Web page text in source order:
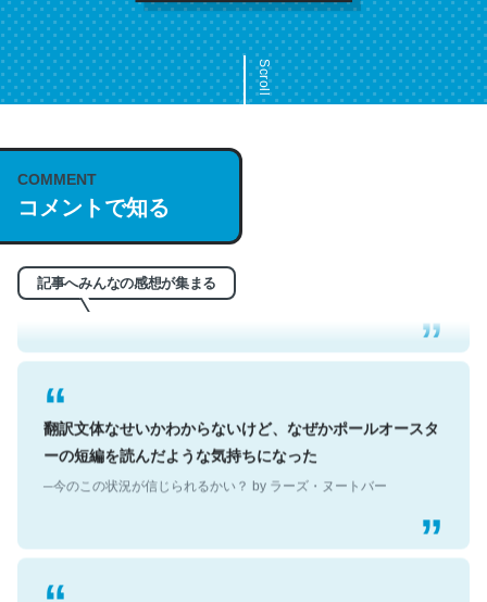
Scroll
COMMENT
コメントで知る
記事へみんなの感想が集まる
これは名文。彼はとてもクレバーなんだろうなと凄く思
う。英語少しでも読める人は原文もお勧め。自分はこの流
れ好き。Let’s Fucking Go. Then Covid hit. Shit.
─今のこの状況が信じられるかい？ by ラーズ・ヌートバー
翻訳文体なせいかわからないけど、なぜかポールオースタ
ーの短編を読んだような気持ちになった
─今のこの状況が信じられるかい？ by ラーズ・ヌートバー